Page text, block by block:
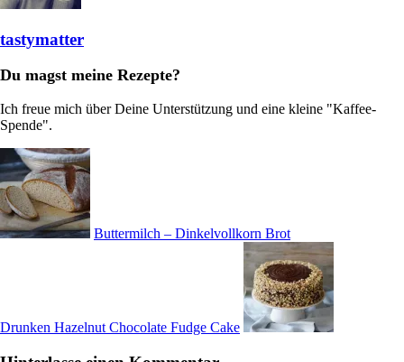
tastymatter
Du magst meine Rezepte?
Ich freue mich über Deine Unterstützung und eine kleine "Kaffee-
Spende".
Buttermilch – Dinkelvollkorn Brot
Drunken Hazelnut Chocolate Fudge Cake